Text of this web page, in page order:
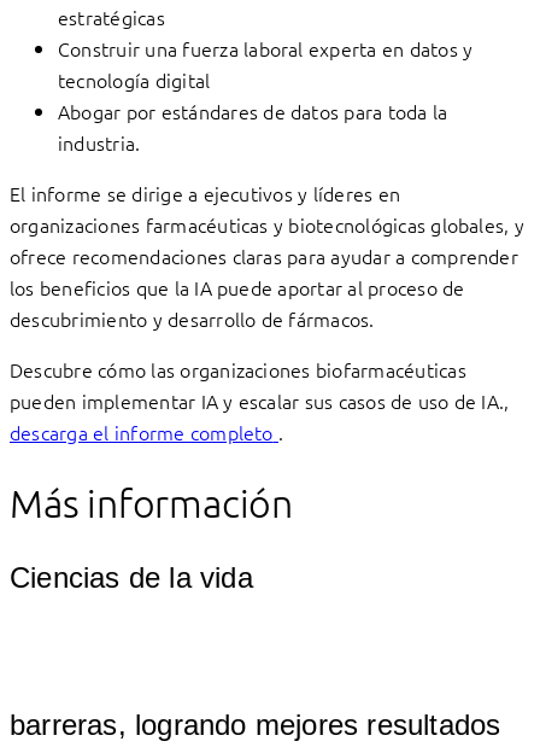
estratégicas
Construir una fuerza laboral experta en datos y
tecnología digital
Abogar por estándares de datos para toda la
industria.
El informe se dirige a ejecutivos y líderes en
organizaciones farmacéuticas y biotecnológicas globales, y
ofrece recomendaciones claras para ayudar a comprender
los beneficios que la IA puede aportar al proceso de
descubrimiento y desarrollo de fármacos.
Descubre cómo las organizaciones biofarmacéuticas
pueden implementar IA y escalar sus casos de uso de IA.,
descarga el informe completo .
Más información
Ciencias de la vida
barreras, logrando mejores resultados